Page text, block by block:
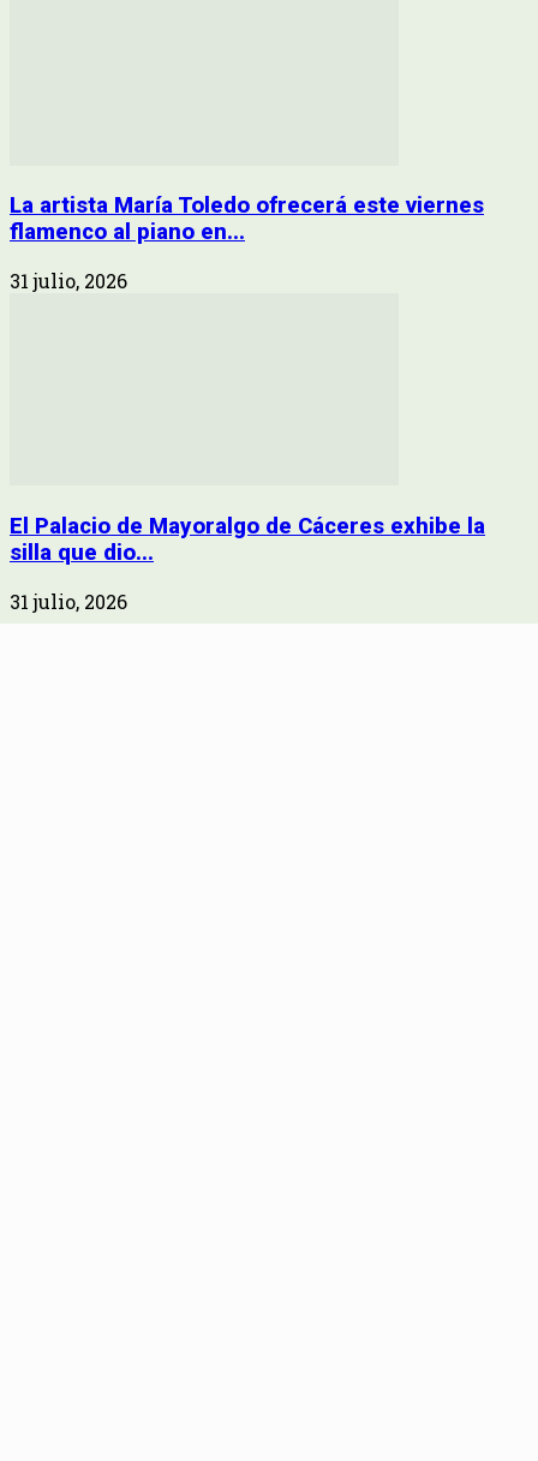
La artista María Toledo ofrecerá este viernes
flamenco al piano en...
31 julio, 2026
El Palacio de Mayoralgo de Cáceres exhibe la
silla que dio...
31 julio, 2026